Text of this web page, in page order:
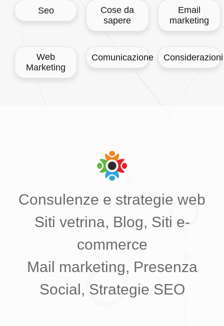
Seo
Cose da
sapere
Email
marketing
Web
Marketing
Comunicazione Considerazioni
Consulenze e strategie web
Siti vetrina, Blog, Siti e-
commerce
Mail marketing, Presenza
Social, Strategie SEO